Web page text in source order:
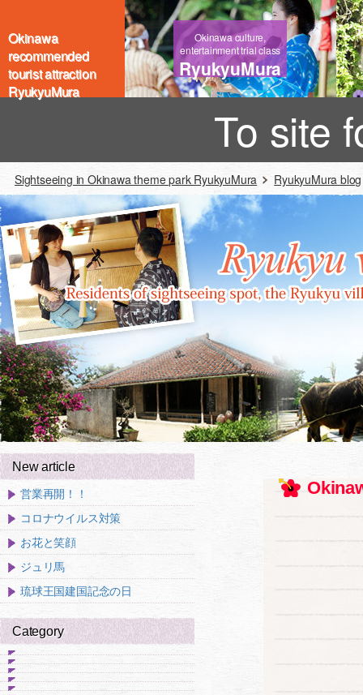
Okinawa
recommended
tourist attraction
RyukyuMura
Okinawa culture,
entertainment trial class
RyukyuMura
To site
Sightseeing in Okinawa theme park RyukyuMura RyukyuMura blog
New article
営業再開！！
コロナウイルス対策
お花と笑顔
ジュリ馬
琉球王国建国記念の日
Category